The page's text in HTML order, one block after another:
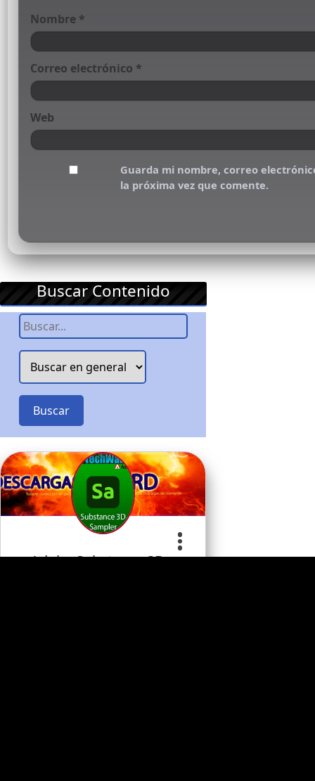
Nombre *
Correo electrónico *
Web
Guarda mi nombre, correo
la próxima vez que comente.
Buscar Contenido
Buscar
Adobe Substance 3D…